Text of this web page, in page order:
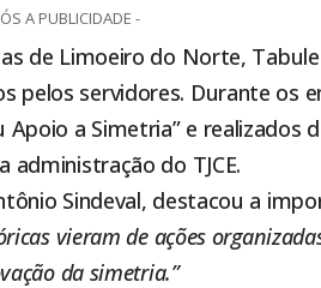
A PUBLICIDADE -
de Limoeiro do Norte,
pelos servidores. Durante os
a Simetria” e realizados
do TJCE.
Sindeval, destacou a
vieram de ações
da simetria.”